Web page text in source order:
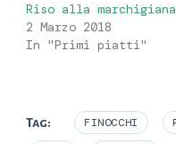
Riso alla marchigiana
2 Marzo 2018
In "Primi piatti"
Tag: FINOCCHI